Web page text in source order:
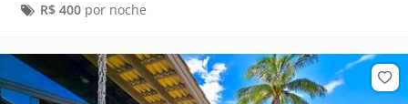
R$ 400por noche